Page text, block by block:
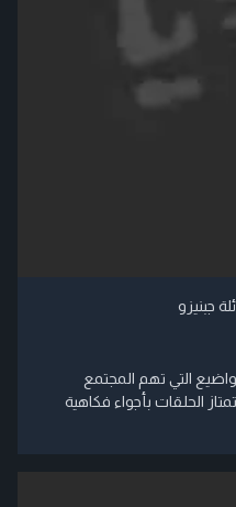
جبنيزو
التي تهم المجتمع
الحلقات بأجواء فكاهية